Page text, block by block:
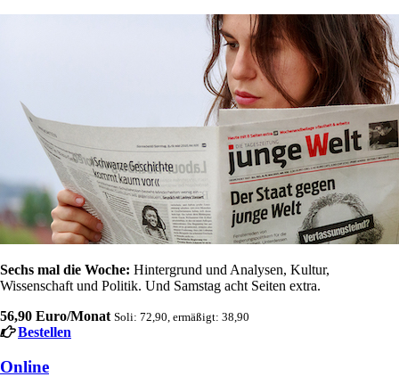
Sechs mal die Woche: Hintergrund und Analysen, Kultur,
Wissenschaft und Politik. Und Samstag acht Seiten extra.
56,90 Euro/Monat Soli: 72,90, ermäßigt: 38,90
Bestellen
Online